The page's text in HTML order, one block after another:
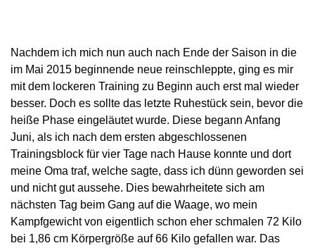
Nachdem ich mich nun auch nach Ende der Saison in die
im Mai 2015 beginnende neue reinschleppte, ging es mir
mit dem lockeren Training zu Beginn auch erst mal wieder
besser. Doch es sollte das letzte Ruhestück sein, bevor die
heiße Phase eingeläutet wurde. Diese begann Anfang
Juni, als ich nach dem ersten abgeschlossenen
Trainingsblock für vier Tage nach Hause konnte und dort
meine Oma traf, welche sagte, dass ich dünn geworden sei
und nicht gut aussehe. Dies bewahrheitete sich am
nächsten Tag beim Gang auf die Waage, wo mein
Kampfgewicht von eigentlich schon eher schmalen 72 Kilo
bei 1,86 cm Körpergröße auf 66 Kilo gefallen war. Das